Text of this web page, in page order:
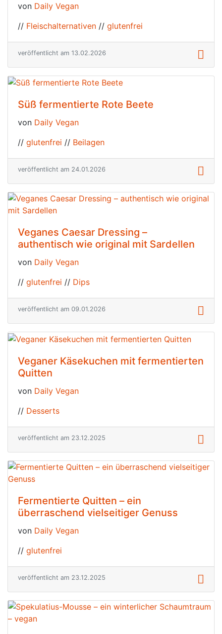
von Daily Vegan
// Fleischalternativen // glutenfrei
veröffentlicht am 13.02.2026
Süß fermentierte Rote Beete
von Daily Vegan
// glutenfrei // Beilagen
veröffentlicht am 24.01.2026
Veganes Caesar Dressing –
authentisch wie original mit Sardellen
von Daily Vegan
// glutenfrei // Dips
veröffentlicht am 09.01.2026
Veganer Käsekuchen mit fermentierten
Quitten
von Daily Vegan
// Desserts
veröffentlicht am 23.12.2025
Fermentierte Quitten – ein
überraschend vielseitiger Genuss
von Daily Vegan
// glutenfrei
veröffentlicht am 23.12.2025